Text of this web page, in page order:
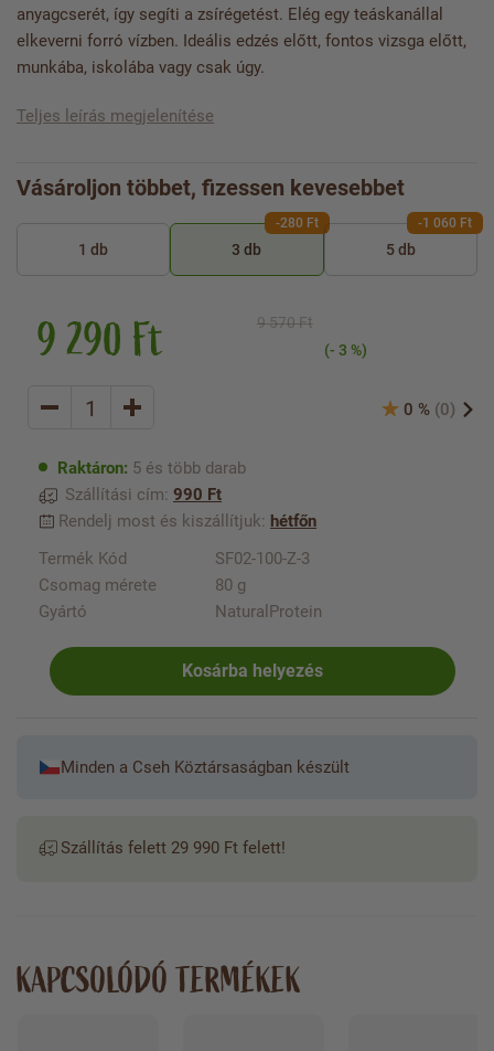
anyagcserét, így segíti a zsírégetést. Elég egy teáskanállal
elkeverni forró vízben. Ideális edzés előtt, fontos vizsga előtt,
munkába, iskolába vagy csak úgy.
Teljes leírás megjelenítése
Vásároljon többet, fizessen kevesebbet
1 db 3 db
-280 Ft
5 db
-1 060 Ft
0 % (0)
(- 3 %)
9 570 Ft
9 290 Ft
Raktáron: 5 és több darab
Szállítási cím: 990 Ft
Rendelj most és kiszállítjuk: hétfőn
Termék Kód
SF02-100-Z-3
Csomag mérete
80 g
Gyártó
NaturalProtein
Kosárba helyezés
Minden a Cseh Köztársaságban készült
Szállítás felett 29 990 Ft felett!
KAPCSOLÓDÓ TERMÉKEK